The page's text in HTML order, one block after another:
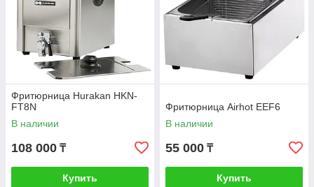
Фритюрница Hurakan HKN-
FT8N
В наличии
108 000 ₸
Купить
Фритюрница Airhot EEF6
В наличии
55 000 ₸
Купить